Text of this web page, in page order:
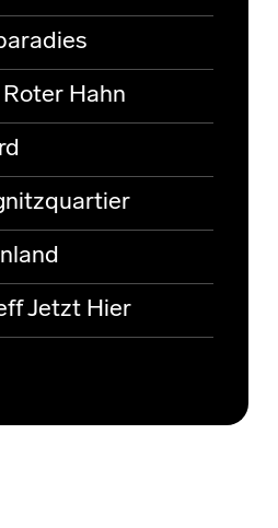
Hahn
Jetzt Hier